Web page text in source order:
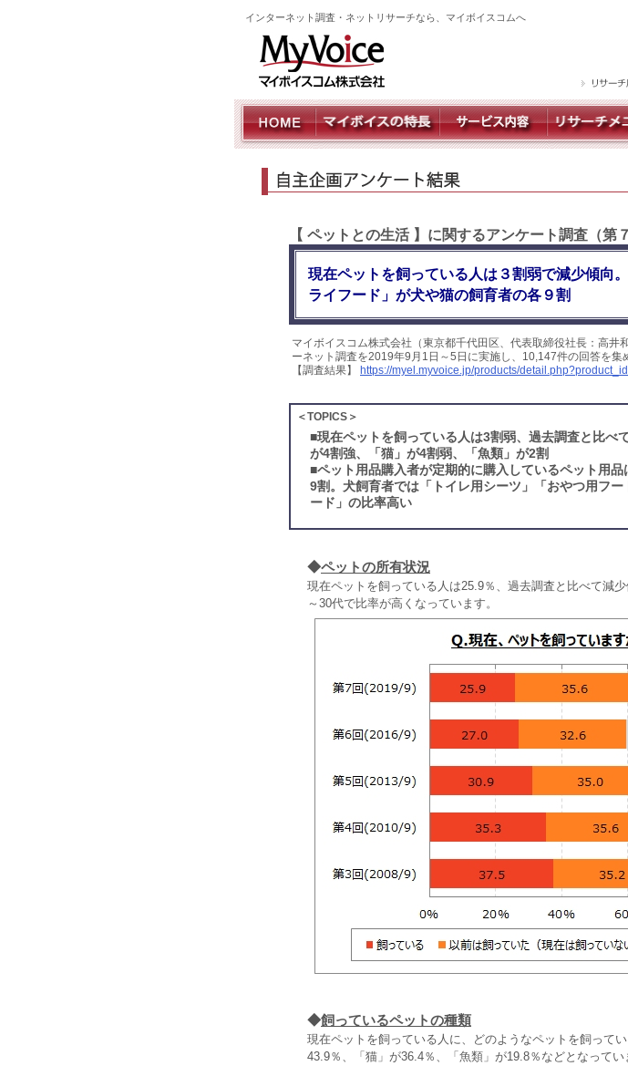
インターネット調査・ネットリサーチなら、マイボイスコムへ
【 ペットとの生活 】に関するアンケート調査（第
現在ペットを飼っている人は３割弱で減少傾向
ライフード」が犬や猫の飼育者の各９割
マイボイスコム株式会社（東京都千代田区、代表取締役社長：高
ーネット調査を2019年9月1日～5日に実施し、10,147件の回答を集
【調査結果】
https://myel.myvoice.jp/products/
＜TOPICS＞
■現在ペットを飼っている人は3割弱、過去調査と比べ
が4割強、「猫」が4割弱、「魚類」が2割
■ペット用品購入者が定期的に購入しているペット用
9割。犬飼育者では「トイレ用シーツ」「おやつ用フ
ード」の比率高い
◆ペットの所有状況
現在ペットを飼っている人は25.9％、過去調査と比べて減
～30代で比率が高くなっています。
◆飼っているペットの種類
現在ペットを飼っている人に、どのようなペットを飼って
43.9％、「猫」が36.4％、「魚類」が19.8％などとなって